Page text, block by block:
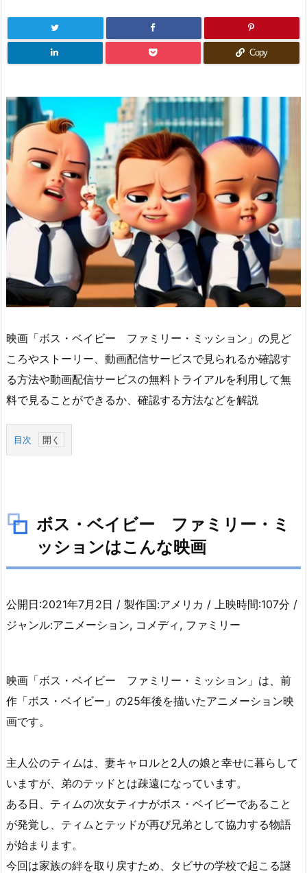
Copy
映画「ボス・ベイビー ファミリー・ミッション」の見ど
ころやストーリー、動画配信サービスで見られるか確認す
る方法や動画配信サービスの無料トライアルを利用して無
料で見ることができるか、確認する方法などを解説
目次
1.
イ
ー
ァ
ミ
シ
ョ
は
こ
ん
映
画
ボス・ベイビー ファミリー・ミ
ッションはこんな映画
公開日:2021年7月2日 / 製作国:アメリカ / 上映時間:107分 /
ジャンル:アニメーション, コメディ, ファミリー
映画「ボス・ベイビー ファミリー・ミッション」は、前
作「ボス・ベイビー」の25年後を描いたアニメーション映
画です。
主人公のティムは、妻キャロルと2人の娘と幸せに暮らして
いますが、弟のテッドとは疎遠になっています。
ある日、ティムの次女ティナがボス・ベイビーであること
が発覚し、ティムとテッドが再び兄弟として協力する物語
が始まります。
今回は家族の絆を取り戻すため、タビサの学校で起こる謎